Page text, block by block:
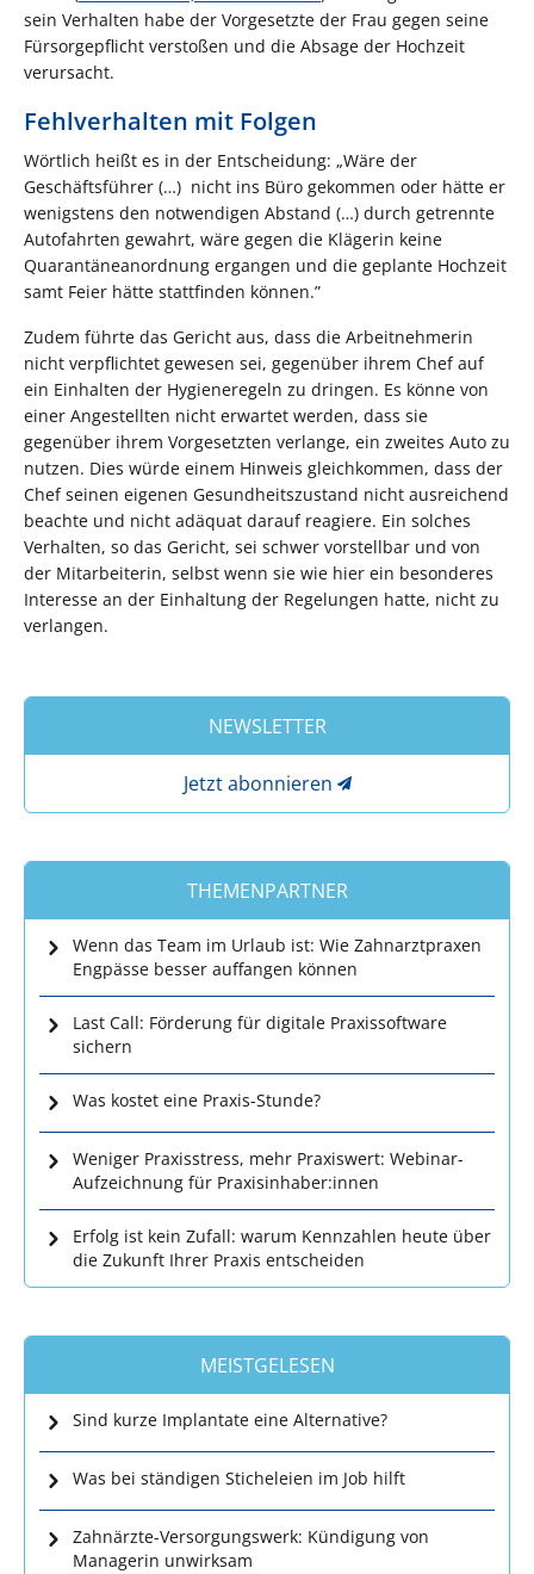
sein Verhalten habe der Vorgesetzte der Frau gegen seine
Fürsorgepflicht verstoßen und die Absage der Hochzeit
verursacht.
Fehlverhalten mit Folgen
Wörtlich heißt es in der Entscheidung: „Wäre der
Geschäftsführer (…) nicht ins Büro gekommen oder hätte er
wenigstens den notwendigen Abstand (…) durch getrennte
Autofahrten gewahrt, wäre gegen die Klägerin keine
Quarantäneanordnung ergangen und die geplante Hochzeit
samt Feier hätte stattfinden können.”
Zudem führte das Gericht aus, dass die Arbeitnehmerin
nicht verpflichtet gewesen sei, gegenüber ihrem Chef auf
ein Einhalten der Hygieneregeln zu dringen. Es könne von
einer Angestellten nicht erwartet werden, dass sie
gegenüber ihrem Vorgesetzten verlange, ein zweites Auto zu
nutzen. Dies würde einem Hinweis gleichkommen, dass der
Chef seinen eigenen Gesundheitszustand nicht ausreichend
beachte und nicht adäquat darauf reagiere. Ein solches
Verhalten, so das Gericht, sei schwer vorstellbar und von
der Mitarbeiterin, selbst wenn sie wie hier ein besonderes
Interesse an der Einhaltung der Regelungen hatte, nicht zu
verlangen.
NEWSLETTER
Jetzt abonnieren
THEMENPARTNER
Wenn das Team im Urlaub ist: Wie Zahnarztpraxen
Engpässe besser auffangen können
Last Call: Förderung für digitale Praxissoftware
sichern
Was kostet eine Praxis-Stunde?
Weniger Praxisstress, mehr Praxiswert: Webinar-
Aufzeichnung für Praxisinhaber:innen
Erfolg ist kein Zufall: warum Kennzahlen heute über
die Zukunft Ihrer Praxis entscheiden
MEISTGELESEN
Sind kurze Implantate eine Alternative?
Was bei ständigen Sticheleien im Job hilft
Zahnärzte-Versorgungswerk: Kündigung von
Managerin unwirksam